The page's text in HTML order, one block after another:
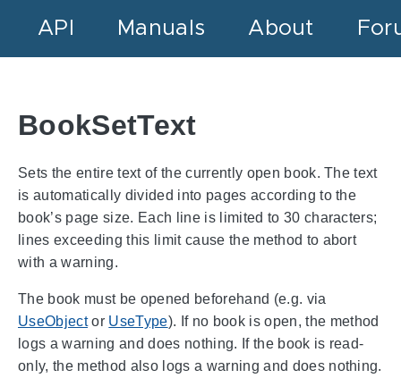
API Manuals About
BookSetText
Sets the entire text of the currently open book. The text
is automatically divided into pages according to the
book’s page size. Each line is limited to 30 characters;
lines exceeding this limit cause the method to abort
with a warning.
The book must be opened beforehand (e.g. via
UseObjector UseType). If no book is open, the method
logs a warning and does nothing. If the book is read-
only, the method also logs a warning and does nothing.